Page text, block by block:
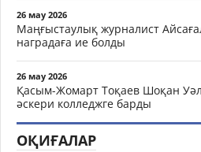
26 мау 2026
Маңғыстаулық журналист
наградаға ие болды
26 мау 2026
Қасым-Жомарт Тоқаев Шоқан
әскери колледжге барды
ОҚИҒАЛАР